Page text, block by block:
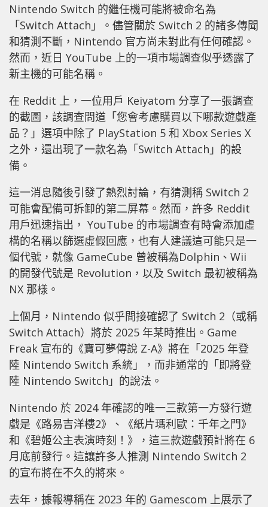
Nintendo Switch 的繼任機可能將被命名為
「Switch Attach」。儘管關於 Switch 2 的諸多傳聞
和猜測不斷，Nintendo 官方尚未對此有任何確認。
然而，近日 YouTube 上的一項市場調查似乎透露了
新主機的可能名稱。
在 Reddit 上，一位用戶 Keiyatom 分享了一張調查
的截圖，該調查問道「您會考慮購買以下哪款遊戲產
品？」選項中除了 PlayStation 5 和 Xbox Series X
之外，還出現了一款名為「Switch Attach」的設
備。
這一消息隨後引發了熱烈討論，有猜測稱 Switch 2
可能會配備可拆卸的第二屏幕。然而，許多 Reddit
用戶迅速指出， YouTube 的市場調查有時會添加虛
構的名稱以篩選虛假回應，也有人建議這可能只是一
個代號，就像 GameCube 曾被稱為Dolphin、Wii
的開發代號是 Revolution，以及 Switch 最初被稱為
NX 那樣。
上個月，Nintendo 似乎間接確認了 Switch 2（或稱
Switch Attach）將於 2025 年某時推出。Game
Freak 宣布的《寶可夢傳說 Z-A》將在「2025 年登
陸 Nintendo Switch 系統」，而非通常的「即將登
陸 Nintendo Switch」的說法。
Nintendo 於 2024 年確認的唯一三款第一方發行遊
戲是《路易吉洋樓2》、《紙片瑪利歐：千年之門》
和《碧姬公主表演時刻！》，這三款遊戲預計將在 6
月底前發行。這讓許多人推測 Nintendo Switch 2
的宣布將在不久的將來。
去年，據報導稱在 2023 年的 Gamescom 上展示了